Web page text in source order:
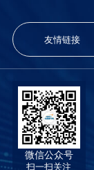
友情链接
微信公众号
扫一扫关注